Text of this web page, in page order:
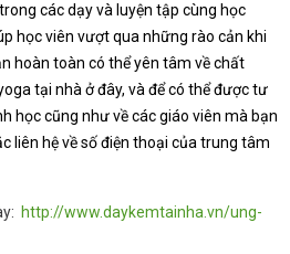
các dạy và luyện tập cùng học
học viên vượt qua những rào cản khi
hoàn toàn có thể yên tâm về chất
tại nhà ở đây, và để có thể được tư
học cũng như về các giáo viên mà bạn
liên hệ về số điện thoại của trung tâm
http://www.daykemtainha.vn/ung-